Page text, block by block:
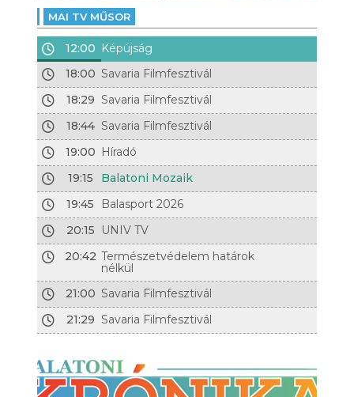
MAI TV MŰSOR
12:00 Képújság
18:00 Savaria Filmfesztivál
18:29 Savaria Filmfesztivál
18:44 Savaria Filmfesztivál
19:00 Híradó
19:15
Balatoni Mozaik
19:45
Balasport 2026
20:15
UNIV TV
20:42 Természetvédelem határok
nélkül
21:00 Savaria Filmfesztivál
21:29 Savaria Filmfesztivál